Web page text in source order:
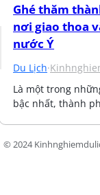
Ghé thăm
nơi giao thoa
nước Ý
Du Lịch·
Là một trong
bậc nhất, thành
© 2024